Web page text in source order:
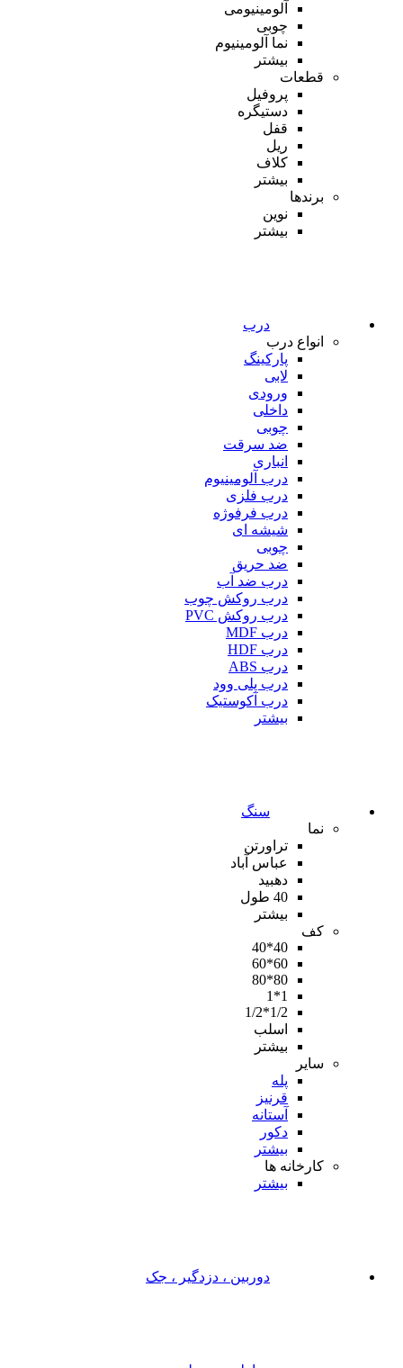
آلومینیومی
چوبی
نما آلومینیوم
بیشتر
قطعات
پروفیل
دستیگره
قفل
ریل
کلاف
بیشتر
برندها
نوین
بیشتر
درب
انواع درب
پارکینگ
لابی
ورودی
داخلی
چوبی
ضد سرقت
انباری
درب آلومینیوم
درب فلزی
درب فرفوژه
شیشه ای
چوبی
ضد حریق
درب ضد آب
درب روکش چوب
درب روکش PVC
درب MDF
درب HDF
درب ABS
درب پلی وود
درب آکوستیک
بیشتر
سنگ
نما
تراورتن
عباس آباد
دهبید
40 طول
بیشتر
کف
40*40
60*60
80*80
1*1
1/2*1/2
اسلب
بیشتر
سایر
پله
قرنیز
آستانه
دکور
بیشتر
کارخانه ها
بیشتر
دوربین ، دزدگیر ، جک